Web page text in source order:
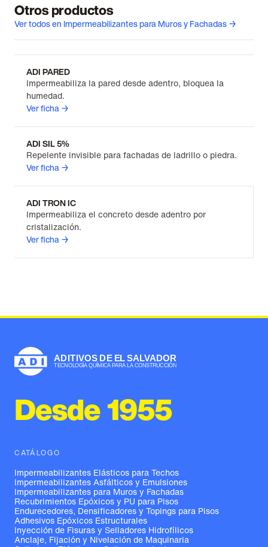
Otros productos
Ver todos en Impermeabilizantes para Muros y Fachadas →
ADI PARED
Impermeabiliza la pared desde adentro, bloquea la
humedad.
Ver ficha →
ADI SIL 5%
Repelente invisible para fachadas de ladrillo o piedra.
Ver ficha →
ADI TRON IC
Impermeabiliza el concreto desde adentro por
cristalización.
Ver ficha →
Desde 1955
CATÁLOGO
Impermeabilizantes Elásticos para Techos
Impermeabilizantes Asfálticos y Emulsiones
Impermeabilizantes para Muros y Fachadas
Recubrimientos Epóxicos y PU para Pisos
Endurecedores, Densificadores y Topings para Pisos
Adhesivos Epóxicos Estructurales
Inyección de Fisuras y Selladores Hidrofílicos
Anclaje, Fijación y Nivelación de Maquinaria